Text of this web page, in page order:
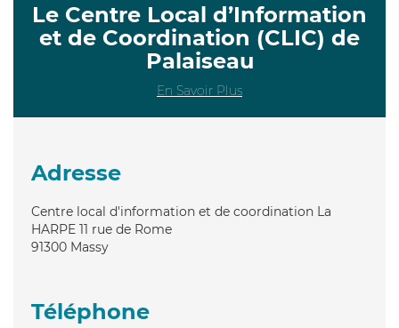
Le Centre Local d’Information
et de Coordination (CLIC) de
Palaiseau
En Savoir Plus
Adresse
Centre local d'information et de coordination La
HARPE 11 rue de Rome
91300 Massy
Téléphone